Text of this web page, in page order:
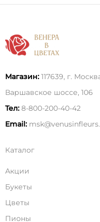
Магазин: 117639, г.
Варшавское шоссе, 106
Тел: 8-800-200-40-42
Email:
Каталог
Акции
Букеты
Цветы
Пионы